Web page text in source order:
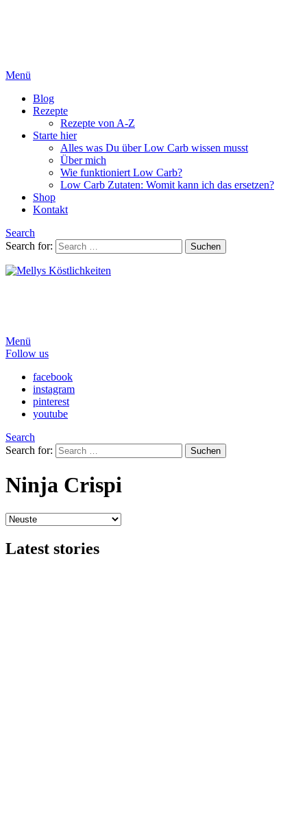
Menü
Blog
Rezepte
Rezepte von A-Z
Starte hier
Alles was Du über Low Carb wissen musst
Über mich
Wie funktioniert Low Carb?
Low Carb Zutaten: Womit kann ich das ersetzen?
Shop
Kontakt
Search
Search for:
Suchen
Menü
Follow us
facebook
instagram
pinterest
youtube
Search
Search for:
Suchen
Ninja Crispi
Latest stories